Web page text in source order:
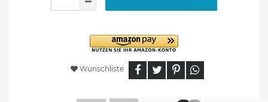
Wunschliste